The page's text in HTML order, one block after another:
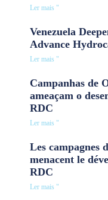
Ler mais "
Venezuela
Advance
Ler mais "
Campanhas de
ameaçam o
RDC
Ler mais "
Les campagnes
menacent le
RDC
Ler mais "